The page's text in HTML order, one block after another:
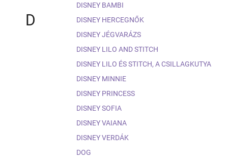
D
DISNEY BAMBI
DISNEY HERCEGNŐK
DISNEY JÉGVARÁZS
DISNEY LILO AND STITCH
DISNEY LILO ÉS STITCH, A CSILLAGKUTYA
DISNEY MINNIE
DISNEY PRINCESS
DISNEY SOFIA
DISNEY VAIANA
DISNEY VERDÁK
DOG